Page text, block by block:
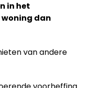
in het
dan
van andere